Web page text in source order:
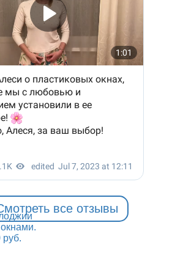
все отзывы